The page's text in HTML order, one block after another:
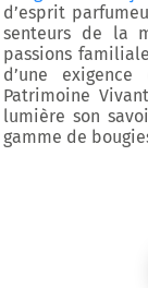
d’esprit
senteurs de la
passions
d’une
Patrimoine
lumière son
gamme de